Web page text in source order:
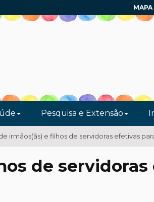
MAPA
Pesquisa e Extensão
irmãos(ãs) e filhos de servidoras efetivas
de